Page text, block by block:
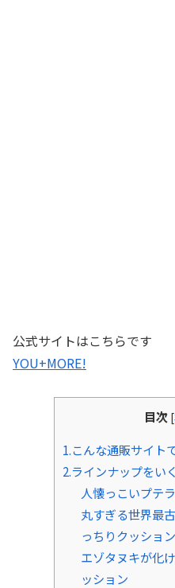
公式サイトはこちらです
YOU+MORE!
目次 [
1.こんな通販サイト
2.ラインナップをい
人懐っこいプテ
丸すぎる世界最
っちりクッション
エゾタヌキが化
ッション